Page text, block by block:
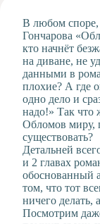
студия
В любом
Гончарова
кто начнёт
на диване, не
данными в
плохие? А где
одно дело и
надо!» Так что
Обломов миру,
существовать?
Детальней
и 2 главах
обоснованный
том, что тот
ничего делать,
Посмотрим